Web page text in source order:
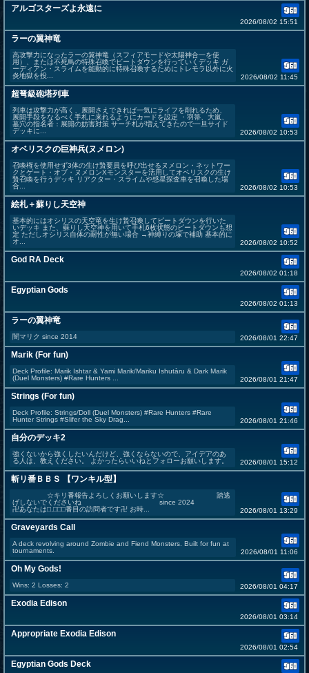
アルゴスターズよ永遠に
2026/08/02 15:51
ラーの翼神竜
高攻撃力になったラーの翼神竜（スフィアモードや太陽神合一を使
用）、または不死鳥の特殊召喚でビートダウンを行っていくデッキ ガ
ーディアン・スライムを能動的に特殊召喚するためにトレモラ以外に火
炎地獄を投...
2026/08/02 11:45
超弩級砲塔列車
列車は攻撃力が高く、展開さえできれば一気にライフを削れるため、
展開手段をなるべく手札に来れるようにカードを設定 ・羽箒、大嵐、
墓穴の指名者：展開の妨害対策 サーチ札が増えてきたので一旦サイド
デッキに...
2026/08/02 10:53
オベリスクの巨神兵(ヌメロン)
召喚権を使用せず3体の生け贄要員を呼び出せるヌメロン・ネットワー
クとゲート・オブ・ヌメロンXモンスターを活用してオベリスクの生け
贄召喚を行うデッキ リアクター・スライムや惑星探査車を召喚した場
合...
2026/08/02 10:53
絵札＋蘇りし天空神
基本的にはオシリスの天空竜を生け贄召喚してビートダウンを行いた
いデッキ また、蘇りし天空神を用いて手札6枚状態のビートダウンも想
定 ただしオシリス自体の耐性が無い場合 →神縛りの塚で補助 基本的に
オ...
2026/08/02 10:52
God RA Deck
2026/08/02 01:18
Egyptian Gods
2026/08/02 01:13
ラーの翼神竜
闇マリク since 2014 2026/08/01 22:47
Marik (For fun)
Deck Profile: Marik Ishtar & Yami Marik/Mariku Ishutàru & Dark Marik
(Duel Monsters) #Rare Hunters ...
2026/08/01 21:47
Strings (For fun)
Deck Profile: Strings/Doll (Duel Monsters) #Rare Hunters #Rare
Hunter Strings #Slifer the Sky Drag...
2026/08/01 21:46
自分のデッキ2
強くないから強くしたいんだけど、強くならないので、アイデアのあ
る人は、教えください。 よかったらいいねとフォローお願いします。
2026/08/01 15:12
斬リ番ＢＢＳ 【ワンキル型】
☆キリ番報告よろしくお願いします☆ 踏逃
げしないでくださいね since 2024
卍あなたは⬜︎,⬜︎⬜︎⬜︎番目の訪問者です卍 お時...
2026/08/01 13:29
Graveyards Call
A deck revolving around Zombie and Fiend Monsters. Built for fun at
tournaments.
2026/08/01 11:06
Oh My Gods!
Wins: 2 Losses: 2 2026/08/01 04:17
Exodia Edison
2026/08/01 03:14
Appropriate Exodia Edison
2026/08/01 02:54
Egyptian Gods Deck